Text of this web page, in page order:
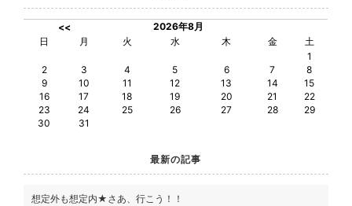
<<
2026年8月
日
月 火 水 木 金
土
1
2
3 4 5 6 7
8
9
10 11 12 13 14
15
16
17 18 19 20 21
22
23
24 25 26 27 28
29
30
31
最新の記事
想定外も想定内★さあ、行こう！！